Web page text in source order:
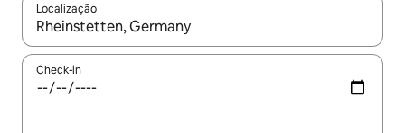
Localização
Quando os resultados estiverem disponíveis, explore-os
Check-in